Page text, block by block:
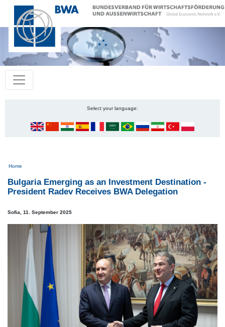
Select your language:
Pfadnavigation
Home
Bulgaria Emerging as an Investment Destination -
President Radev Receives BWA Delegation
Sofia, 11. September 2025